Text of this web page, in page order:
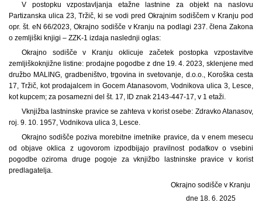
V postopku vzpostavljanja etažne lastnine za objekt na naslovu
Partizanska ulica 23, Tržič, ki se vodi pred Okrajnim sodiščem v Kranju pod
opr. št. eN 66/2023, Okrajno sodišče v Kranju na podlagi 237. člena Zakona
o zemljiški knjigi – ZZK-1 izdaja naslednji oglas:
Okrajno sodišče v Kranju oklicuje začetek postopka vzpostavitve
zemljiškoknjižne listine: prodajne pogodbe z dne 19. 4. 2023, sklenjene med
družbo MALING, gradbeništvo, trgovina in svetovanje, d.o.o., Koroška cesta
17, Tržič, kot prodajalcem in Gocem Atanasovom, Vodnikova ulica 3, Lesce,
kot kupcem; za posamezni del št. 17, ID znak 2143-447-17, v 1 etaži.
Vknjižba lastninske pravice se zahteva v korist osebe: Zdravko Atanasov,
roj. 9. 10. 1957, Vodnikova ulica 3, Lesce.
Okrajno sodišče poziva morebitne imetnike pravice, da v enem mesecu
od objave oklica z ugovorom izpodbijajo pravilnost podatkov o vsebini
pogodbe oziroma druge pogoje za vknjižbo lastninske pravice v korist
predlagatelja.
Okrajno sodišče v Kranju
dne 18. 6. 2025